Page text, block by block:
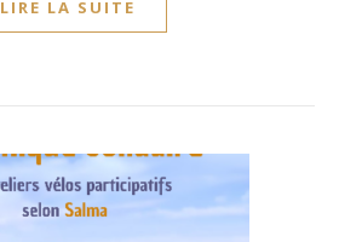
LIRE LA SUITE